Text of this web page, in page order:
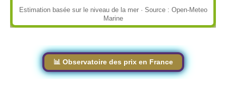
Estimation basée sur le niveau de la mer · Source : Open-Meteo
Marine
📊 Observatoire des prix en France